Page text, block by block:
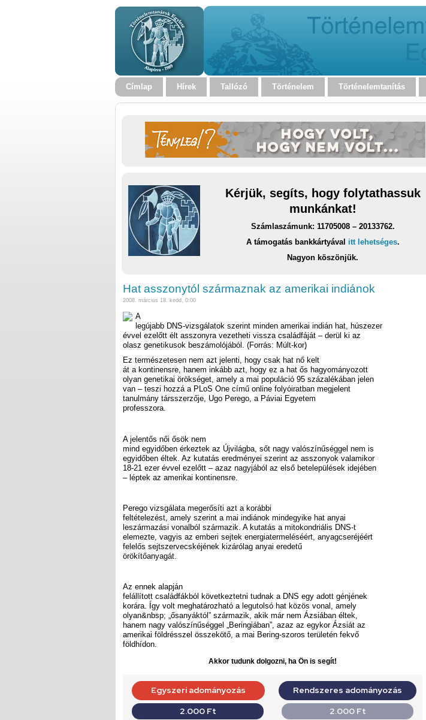
Címlap Hírek Tallózó Történelem Történelemtanítás
Kérjük, segíts, hogy folytathassuk
munkánkat!
Számlaszámunk: 11705008 – 20133762.
A támogatás bankkártyával itt lehetséges.
Nagyon köszönjük.
Hat asszonytól származnak az amerikai indiánok
2008. március 18. kedd, 0:00
A
legújabb DNS-vizsgálatok szerint minden amerikai indián hat, húszezer
évvel ezelőtt élt asszonyra vezetheti vissza családfáját – derül ki az
olasz genetikusok beszámolójából. (Forrás: Múlt-kor)
Ez természetesen nem azt jelenti, hogy csak hat nő kelt
át a kontinensre, hanem inkább azt, hogy ez a hat ős hagyományozott
olyan genetikai örökséget, amely a mai populáció 95 százalékában jelen
van – teszi hozzá a PLoS One című online folyóiratban megjelent
tanulmány társszerzője, Ugo Perego, a Páviai Egyetem
professzora.
A jelentős női ősök nem
mind egyidőben érkeztek az Újvilágba, sőt nagy valószínűséggel nem is
egyidőben éltek. Az kutatás eredményei szerint az asszonyok valamikor
18-21 ezer évvel ezelőtt – azaz nagyjából az első betelepülések idejében
– léptek az amerikai kontinensre.
Perego vizsgálata megerősíti azt a korábbi
feltételezést, amely szerint a mai indiánok mindegyike hat anyai
leszármazási vonalból származik. A kutatás a mitokondriális DNS-t
elemezte, vagyis az emberi sejtek energiatermeléséért, anyagcseréjéért
felelős sejtszervecskéjének kizárólag anyai eredetű
örökítőanyagát.
Az ennek alapján
felállított családfákból következtetni tudnak a DNS egy adott génjének
korára. Így volt meghatározható a legutolsó hat közös vonal, amely
olyan&nbsp; „ősanyáktól” származik, akik már nem Ázsiában éltek,
hanem nagy valószínűséggel „Beringiában”, azaz az egykor Ázsiát az
amerikai földrésszel összekötő, a mai Bering-szoros területén fekvő
földhídon.
Akkor tudunk dolgozni, ha Ön is segít!